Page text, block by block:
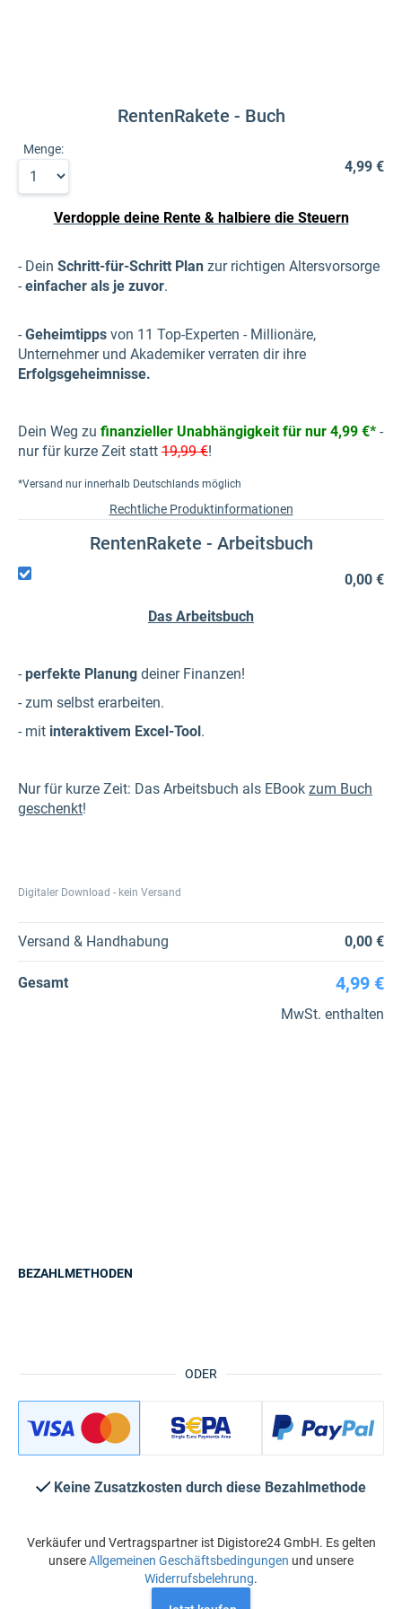
RentenRakete - Buch
Menge:
4,99 €
Verdopple deine Rente & halbiere die Steuern
- Dein Schritt-für-Schritt Plan zur richtigen Altersvorsorge
- einfacher als je zuvor.
- Geheimtipps von 11 Top-Experten - Millionäre,
Unternehmer und Akademiker verraten dir ihre
Erfolgsgeheimnisse.
Dein Weg zu finanzieller Unabhängigkeit für nur 4,99 €* -
nur für kurze Zeit statt 19,99 €!
*Versand nur innerhalb Deutschlands möglich
Rechtliche Produktinformationen
RentenRakete - Arbeitsbuch
0,00 €
Das Arbeitsbuch
- perfekte Planung deiner Finanzen!
- zum selbst erarbeiten.
- mit interaktivem Excel-Tool.
Nur für kurze Zeit: Das Arbeitsbuch als EBook zum Buch
geschenkt!
Digitaler Download - kein Versand
Versand & Handhabung 0,00 €
Gesamt 4,99 €
MwSt. enthalten
ODER
BEZAHLMETHODEN
Keine Zusatzkosten durch diese Bezahlmethode
Verkäufer und Vertragspartner ist Digistore24 GmbH. Es gelten
unsereAllgemeinen Geschäftsbedingungen und unsere
Widerrufsbelehrung.